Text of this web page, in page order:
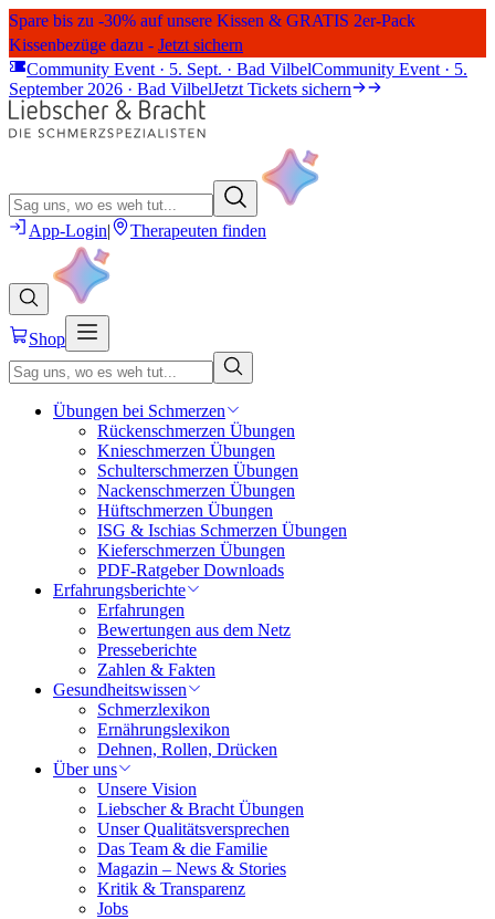
Spare bis zu -30% auf unsere Kissen & GRATIS 2er-Pack
Kissenbezüge dazu - Jetzt sichern
Community Event · 5. Sept. · Bad VilbelCommunity Event · 5.
September 2026 · Bad VilbelJetzt Tickets sichern
App-Login| Therapeuten finden
Shop
Übungen bei Schmerzen
Rückenschmerzen Übungen
Knieschmerzen Übungen
Schulterschmerzen Übungen
Nackenschmerzen Übungen
Hüftschmerzen Übungen
ISG & Ischias Schmerzen Übungen
Kieferschmerzen Übungen
PDF-Ratgeber Downloads
Erfahrungsberichte
Erfahrungen
Bewertungen aus dem Netz
Presseberichte
Zahlen & Fakten
Gesundheitswissen
Schmerzlexikon
Ernährungslexikon
Dehnen, Rollen, Drücken
Über uns
Unsere Vision
Liebscher & Bracht Übungen
Unser Qualitätsversprechen
Das Team & die Familie
Magazin – News & Stories
Kritik & Transparenz
Jobs